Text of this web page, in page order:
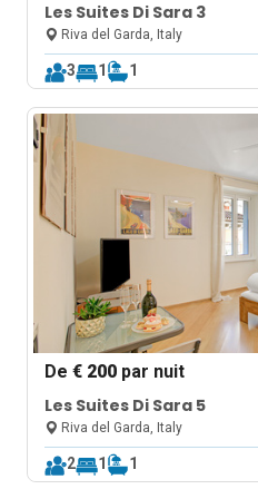
Les Suites Di Sara 3
Riva del Garda, Italy
3 1 1
De€ 200 par nuit
Les Suites Di Sara 5
Riva del Garda, Italy
2 1 1